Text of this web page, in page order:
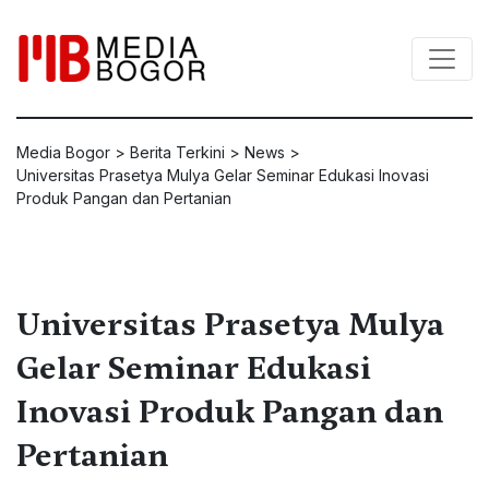
Media Bogor > Berita Terkini > News >
Universitas Prasetya Mulya Gelar Seminar Edukasi Inovasi
Produk Pangan dan Pertanian
Universitas Prasetya Mulya
Gelar Seminar Edukasi
Inovasi Produk Pangan dan
Pertanian